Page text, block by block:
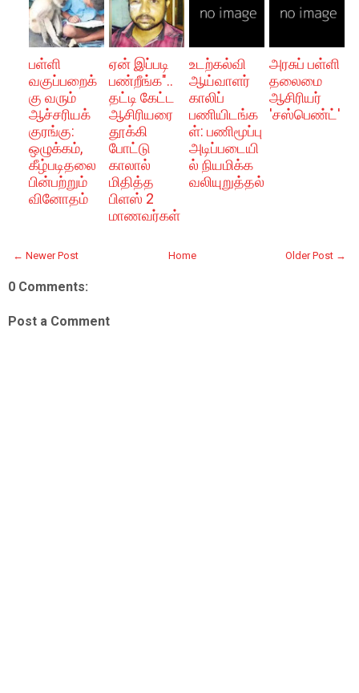
பள்ளி
வகுப்பறைக்
கு வரும்
ஆச்சரியக்
குரங்கு:
ஒழுக்கம்,
கீழ்படிதலை
பின்பற்றும்
வினோதம்
ஏன் இப்படி
பண்றீங்க"..
தட்டி கேட்ட
ஆசிரியரை
தூக்கி
போட்டு
காலால்
மிதித்த
பிளஸ் 2
மாணவர்கள்
உடற்கல்வி
ஆய்வாளர்
காலிப்
பணியிடங்க
ள்: பணிமூப்பு
அடிப்படையி
ல் நியமிக்க
வலியுறுத்தல்
அரசுப் பள்ளி
தலைமை
ஆசிரியர்
'சஸ்பெண்ட்'
← Newer Post Older Post →
Home
0 Comments:
Post a Comment